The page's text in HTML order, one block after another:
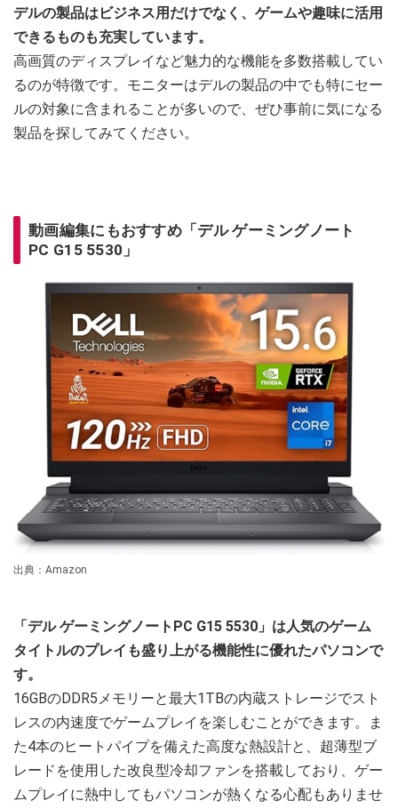
デルの製品はビジネス用だけでなく、ゲームや趣味に活用
できるものも充実しています。
高画質のディスプレイなど魅力的な機能を多数搭載してい
るのが特徴です。モニターはデルの製品の中でも特にセー
ルの対象に含まれることが多いので、ぜひ事前に気になる
製品を探してみてください。
動画編集にもおすすめ「デル ゲーミングノート
PC G15 5530」
出典：Amazon
「デル ゲーミングノートPC G15 5530」は人気のゲーム
タイトルのプレイも盛り上がる機能性に優れたパソコンで
す。
16GBのDDR5メモリーと最大1TBの内蔵ストレージでスト
レスの内速度でゲームプレイを楽しむことができます。ま
た4本のヒートパイプを備えた高度な熱設計と、超薄型ブ
レードを使用した改良型冷却ファンを搭載しており、ゲー
ムプレイに熱中してもパソコンが熱くなる心配もありませ